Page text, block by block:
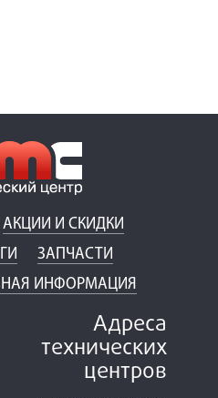
АКЦИИ И СКИДКИ
ЗАПЧАСТИ
ИНФОРМАЦИЯ
Адреса
технических
центров